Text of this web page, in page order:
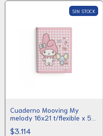
SIN STOCK
Cuaderno Mooving My
melody 16x21 t/flexible x 50
$3.114